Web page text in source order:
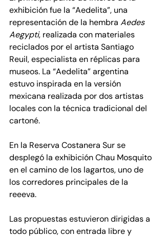
exhibición fue la “Aedelita”, una
representación de la hembra Aedes
Aegypti, realizada con materiales
reciclados por el artista Santiago
Reuil, especialista en réplicas para
museos. La “Aedelita” argentina
estuvo inspirada en la versión
mexicana realizada por dos artistas
locales con la técnica tradicional del
cartoné.
En la Reserva Costanera Surse
desplegó la exhibición Chau Mosquito
en el camino de los lagartos, uno de
los corredores principales de la
reeeva.
Las propuestas estuvieron dirigidas a
todo público, con entrada libre y